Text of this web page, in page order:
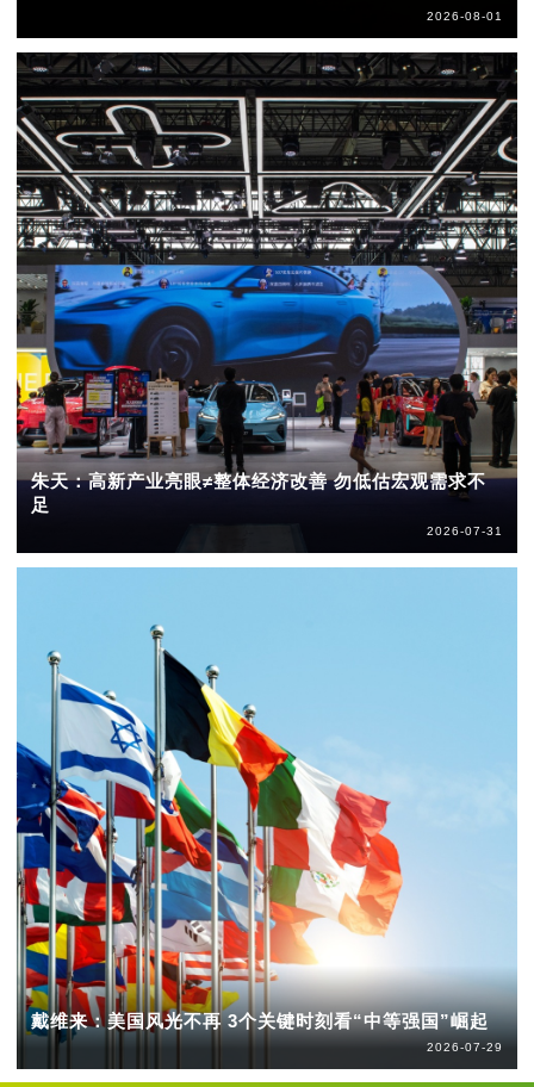
2026-08-01
朱天：高新产业亮眼≠整体经济改善 勿低估宏观需求不
足
2026-07-31
戴维来：美国风光不再 3个关键时刻看“中等强国”崛起
2026-07-29